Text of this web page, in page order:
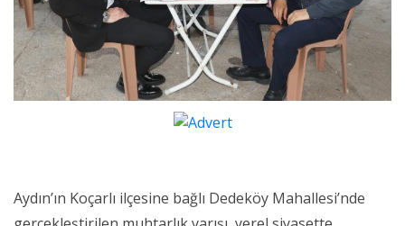
Aydın’ın Koçarlı ilçesine bağlı Dedeköy Mahallesi’nde